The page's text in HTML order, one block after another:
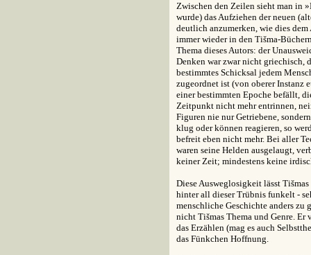
Zwischen den Zeilen sieht man in »
wurde) das Aufziehen der neuen
deutlich anzumerken, wie dies dem
immer wieder in den Tišma-
Thema dieses Autors: der
Denken war zwar nicht griechisch,
bestimmtes Schicksal jedem
zugeordnet ist (von oberer Instanz
einer bestimmten Epoche befällt,
Zeitpunkt nicht mehr entrinnen,
Figuren nie nur Getriebene,
klug oder können reagieren, so
befreit eben nicht mehr. Bei aller
waren seine Helden ausgelaugt,
keiner Zeit; mindestens keine
Diese Ausweglosigkeit lässt
hinter all dieser Trübnis funkelt -
menschliche Geschichte anders zu
nicht Tišmas Thema und Genre. Er
das Erzählen (mag es auch
das Fünkchen Hoffnung.